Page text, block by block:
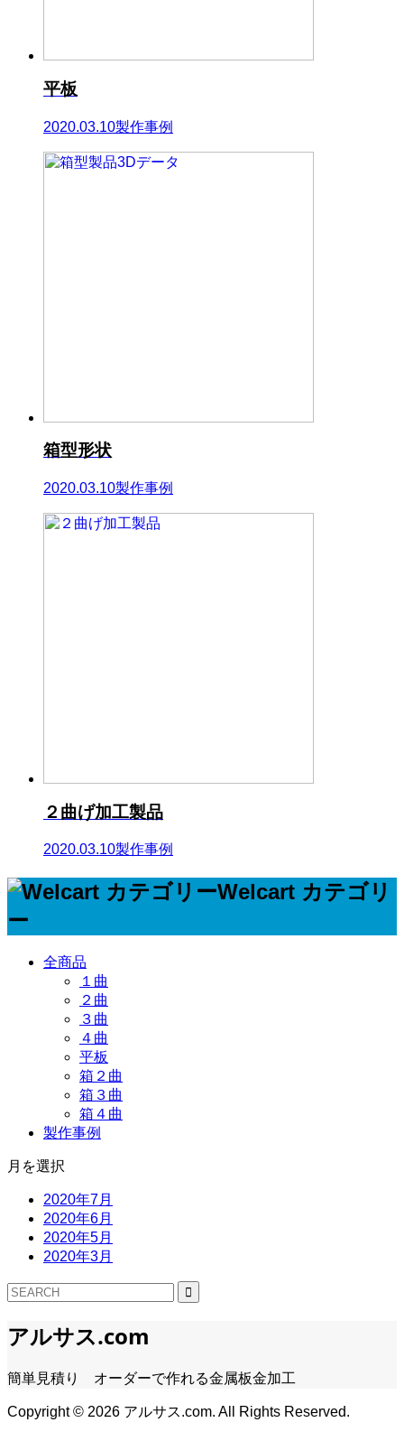
平板
2020.03.10製作事例
箱型形状
2020.03.10製作事例
２曲げ加工製品
2020.03.10製作事例
Welcart カテゴリ
ー
全商品
１曲
２曲
３曲
４曲
平板
箱２曲
箱３曲
箱４曲
製作事例
月を選択
2020年7月
2020年6月
2020年5月
2020年3月
アルサス.com
簡単見積り オーダーで作れる金属板金加工
Copyright © 2026 アルサス.com. All Rights Reserved.